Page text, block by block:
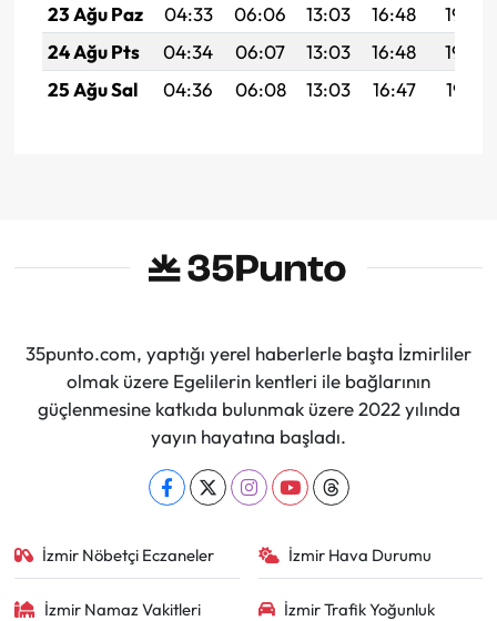
23 Ağu Paz
04:33 06:06 13:03 16:48
19:50
24 Ağu Pts
04:34 06:07 13:03 16:48
19:49
25 Ağu Sal
04:36 06:08 13:03 16:47 19:47
35punto.com, yaptığı yerel haberlerle başta İzmirliler
olmak üzere Egelilerin kentleri ile bağlarının
güçlenmesine katkıda bulunmak üzere 2022 yılında
yayın hayatına başladı.
İzmir Nöbetçi Eczaneler İzmir Hava Durumu
İzmir Namaz Vakitleri
İzmir Trafik Yoğunluk